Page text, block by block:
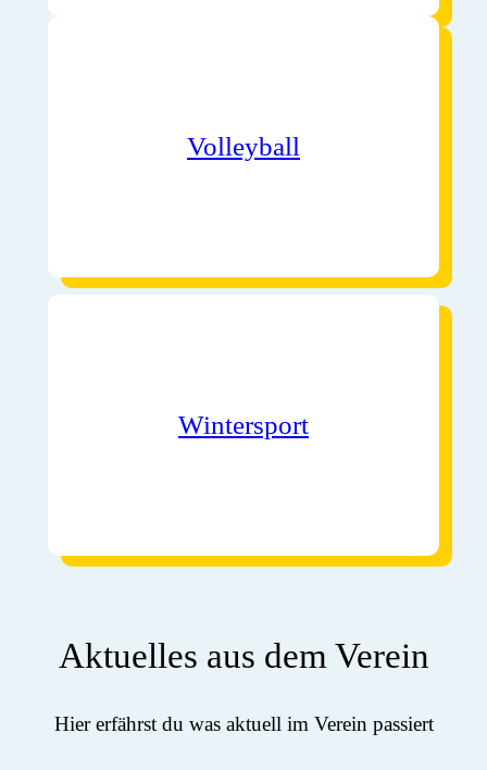
Volleyball
Wintersport
Aktuelles aus dem Verein
Hier erfährst du was aktuell im Verein passiert